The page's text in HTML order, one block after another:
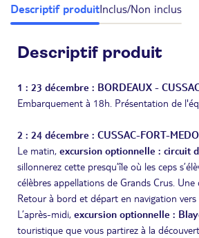
Descriptif produitInclus/Non inclus
Descriptif produit
1 : 23 décembre : BORDEAUX -
Embarquement à 18h. Présentation de
2 : 24 décembre : CUSSAC-FORT-
Le matin, excursion optionnelle : circuit
sillonnerez cette presqu’île où les ceps
célèbres appellations de Grands Crus. Une
Retour à bord et départ en navigation
L’après-midi, excursion optionnelle :
touristique que vous partirez à la